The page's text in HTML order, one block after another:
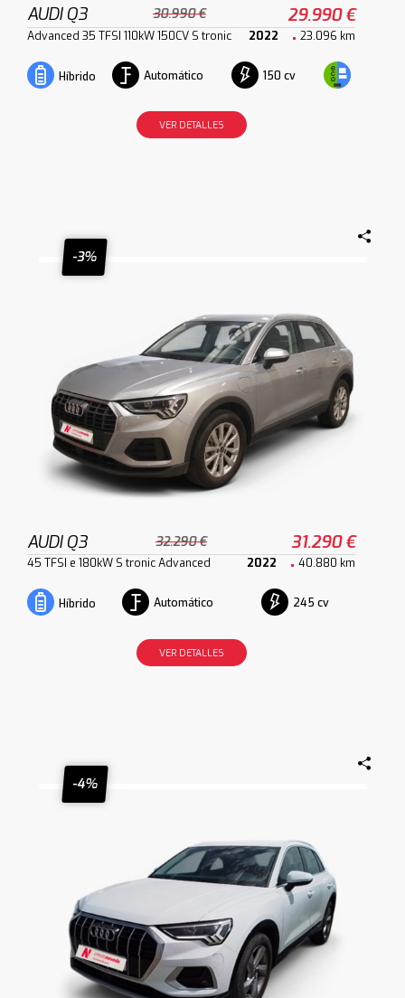
AUDI Q3 30.990 € 29.990 €
Advanced 35 TFSI 110kW 150CV S tronic 2022 23.096 km
Híbrido Automático 150 cv
VER DETALLES
-3%
AUDI Q3 32.290 € 31.290 €
45 TFSI e 180kW S tronic Advanced 2022 40.880 km
Híbrido Automático 245 cv
VER DETALLES
-4%